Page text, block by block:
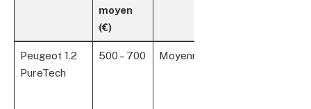
moyen
(€)
Peugeot 1.2
PureTech
500 – 700 Moyenne